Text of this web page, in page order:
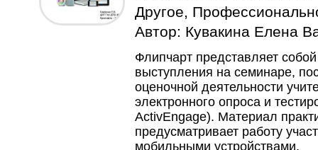
Другое,
Автор: Кувакина Елена
Флипчарт представляет
выступления на семинаре,
оценочной деятельности
электронного опроса и
ActivEngage). Материал
предусматривает работу
мобильными устройствами.